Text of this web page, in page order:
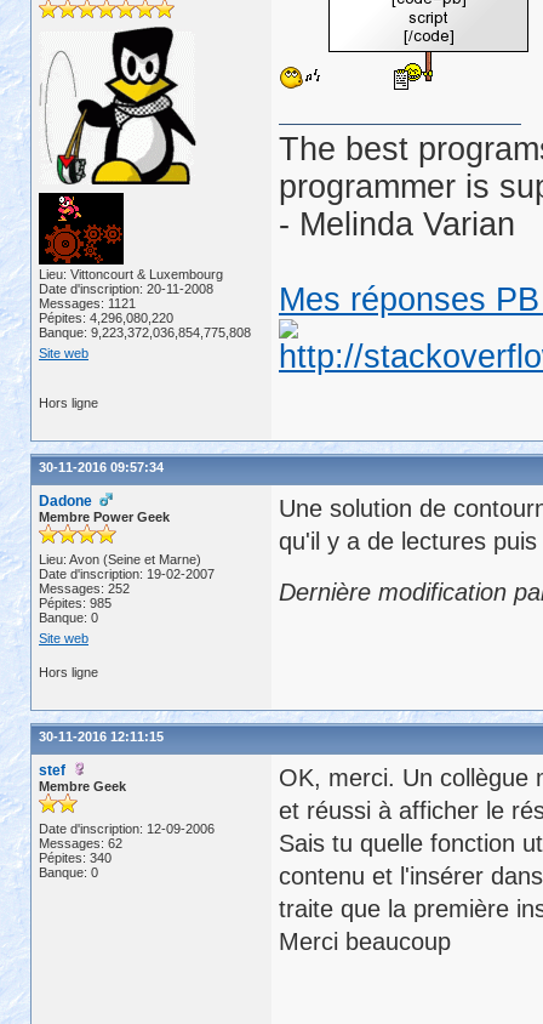
Lieu: Vittoncourt & Luxembourg
Date d'inscription: 20-11-2008
Messages: 1121
Pépites: 4,296,080,220
Banque: 9,223,372,036,854,775,808
Site web
The best
programmer is
- Melinda Varian
Mes réponses
Hors ligne
30-11-2016 09:57:34
Dadone
Membre Power Geek
Lieu: Avon (Seine et Marne)
Date d'inscription: 19-02-2007
Messages: 252
Pépites: 985
Banque: 0
Site web
Une solution de
qu'il y a de lectures
Dernière modification
Hors ligne
30-11-2016 12:11:15
stef
Membre Geek
Date d'inscription: 12-09-2006
Messages: 62
Pépites: 340
Banque: 0
OK, merci. Un collègue
et réussi à afficher le
Sais tu quelle fonction
contenu et l'insérer
traite que la première
Merci beaucoup